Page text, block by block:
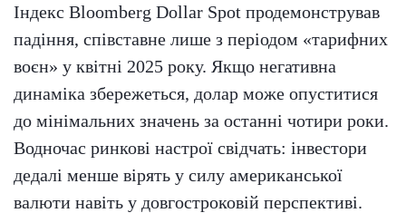
Індекс Bloomberg Dollar Spot продемонстрував
падіння, співставне лише з періодом «тарифних
воєн» у квітні 2025 року. Якщо негативна
динаміка збережеться, долар може опуститися
до мінімальних значень за останні чотири роки.
Водночас ринкові настрої свідчать: інвестори
дедалі менше вірять у силу американської
валюти навіть у довгостроковій перспективі.